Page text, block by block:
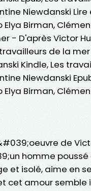
Niewdanski
Birman,
- D'après Victor
de la
Kindle, Les
Niewdanski
Elya Birman,
de
homme
et isolé, aime en
cet amour